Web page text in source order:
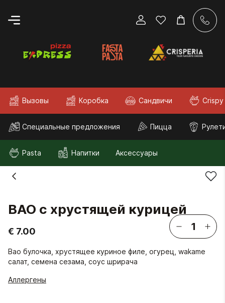
Вызовы Коробка Сандвичи
Специальные предложения Пицца
Pasta Напитки Аксессуары
BAO c хрустящей курицей
€ 7.00
Bao булочка, хрустящее куриное филе, огурец, wakame
салат, семена сезама, соус шрирача
Аллергены